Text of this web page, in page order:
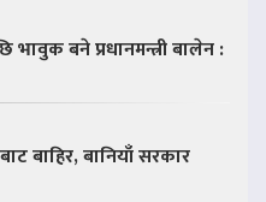
बने प्रधानमन्त्री बालेन :
बाहिर, बानियाँ सरकार